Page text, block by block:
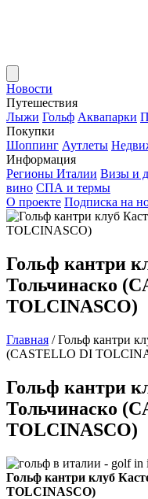
Новости
Путешествия
Лыжи Гольф Аквапарки
Покупки
Шоппинг Аутлеты
Информация
Регионы Италии Визы и
вино СПА и термы
О проекте Подписка на
Гольф кантри
Тольчинаско
TOLCINASCO)
Главная / Гольф кантри
(CASTELLO DI
Гольф кантри
Тольчинаско
TOLCINASCO)
Гольф кантри клуб
TOLCINASCO)